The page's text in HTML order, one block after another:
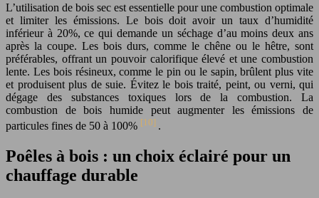
L’utilisation de bois sec est essentielle pour une combustion optimale
et limiter les émissions. Le bois doit avoir un taux d’humidité
inférieur à 20%, ce qui demande un séchage d’au moins deux ans
après la coupe. Les bois durs, comme le chêne ou le hêtre, sont
préférables, offrant un pouvoir calorifique élevé et une combustion
lente. Les bois résineux, comme le pin ou le sapin, brûlent plus vite
et produisent plus de suie. Évitez le bois traité, peint, ou verni, qui
dégage des substances toxiques lors de la combustion. La
combustion de bois humide peut augmenter les émissions de
particules fines de 50 à 100% [10] .
Poêles à bois : un choix éclairé pour un
chauffage durable